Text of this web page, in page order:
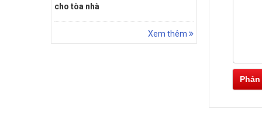
cho tòa nhà
Xem thêm